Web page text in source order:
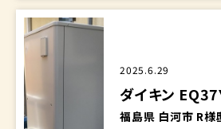
2025.6.29
ダイキン
福島県 白河市 R様